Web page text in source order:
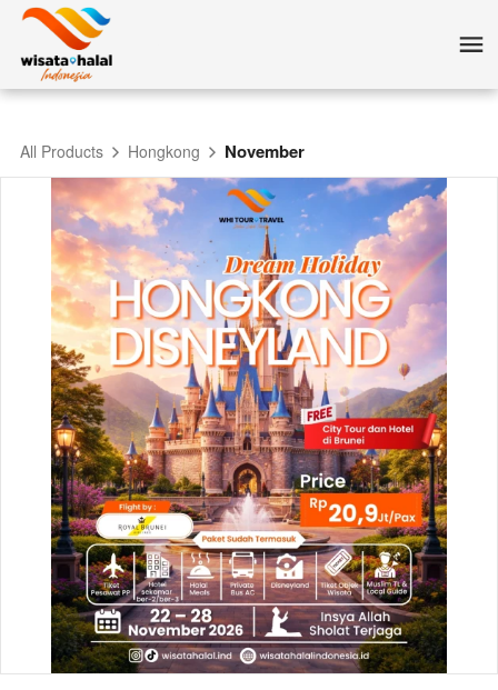
All Products Hongkong November